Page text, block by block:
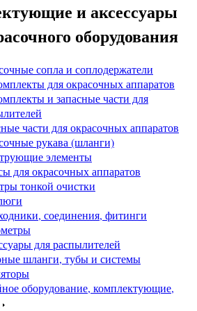
и аксессуары
оборудования
сопла и соплодержатели
для окрасочных аппаратов
и запасные части для
части для окрасочных аппаратов
рукава (шланги)
элементы
для окрасочных аппаратов
тонкой очистки
соединения, фитинги
для распылителей
шланги, тубы и системы
оборудование, комплектующие,